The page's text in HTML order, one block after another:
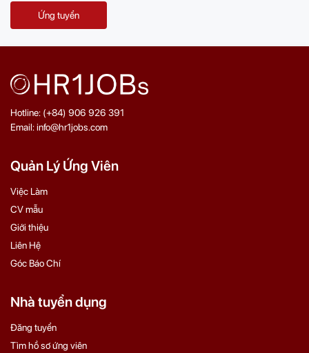
Ứng tuyển
Hotline: (+84) 906 926 391
Email: info@hr1jobs.com
Quản Lý Ứng Viên
Việc Làm
CV mẫu
Giới thiệu
Liên Hệ
Góc Báo Chí
Nhà tuyển dụng
Đăng tuyển
Tìm hồ sơ ứng viên